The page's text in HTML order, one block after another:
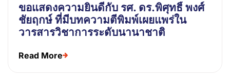
ขอแสดงความยินดีกับ รศ. ดร.พิศุทธิ์ พงศ์
ชัยฤกษ์ ที่มีบทความตีพิมพ์เผยแพร่ใน
วารสารวิชาการระดับนานาชาติ
Read More